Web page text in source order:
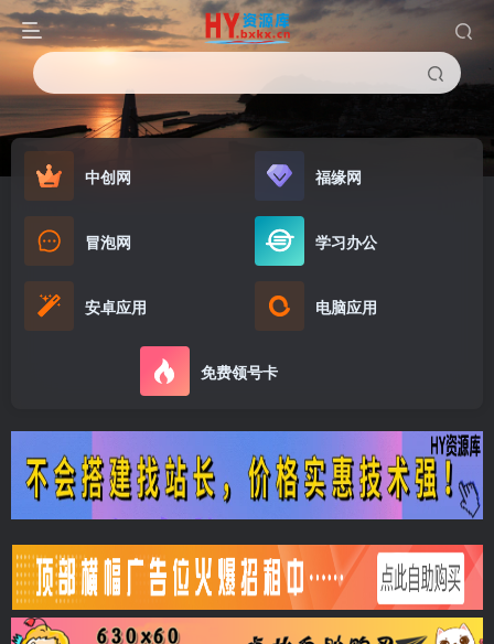
中创网 福缘网
冒泡网 学习办公
安卓应用 电脑应用
免费领号卡